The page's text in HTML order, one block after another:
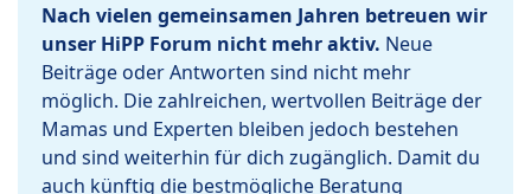
Nach vielen gemeinsamen Jahren betreuen wir
unser HiPP Forum nicht mehr aktiv. Neue
Beiträge oder Antworten sind nicht mehr
möglich. Die zahlreichen, wertvollen Beiträge der
Mamas und Experten bleiben jedoch bestehen
und sind weiterhin für dich zugänglich. Damit du
auch künftig die bestmögliche Beratung